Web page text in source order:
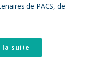
de PACS, de
la suite